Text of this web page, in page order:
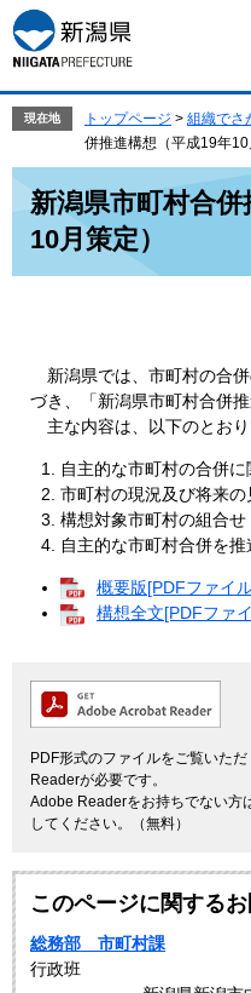
ー
ジ
の
で
す。
ニ
ュ
ー
ば
現在地 トップページ > 組織でさ
併推進構想（平成19年10
新潟県市町村合
10月策定）
新潟県では、市町村の合
づき、「新潟県市町村合併
主な内容は、以下のとおり
自主的な市町村の合併
市町村の現況及び将来の
構想対象市町村の組合せ
自主的な市町村合併を
概要版[PDFファイ
構想全文[PDFファ
PDF形式のファイルをご覧いた
Readerが必要です。
Adobe Readerをお持ちでない方
してください。（無料）
このページに関する
総務部 市町村課
行政班